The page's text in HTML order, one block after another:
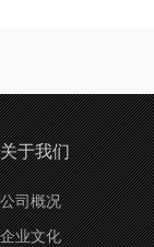
关于我们
公司概况
企业文化